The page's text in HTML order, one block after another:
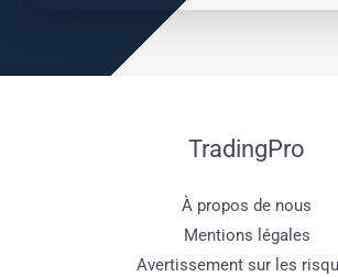
TradingPro
À propos de nous
Mentions légales
Avertissement sur les